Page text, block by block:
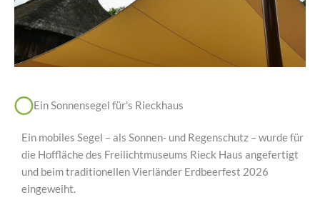
Ein Sonnensegel für's Rieckhaus
Ein mobiles Segel – als Sonnen- und Regenschutz – wurde für
die Hoffläche des Freilichtmuseums Rieck Haus angefertigt
und beim traditionellen Vierländer Erdbeerfest 2026
eingeweiht.